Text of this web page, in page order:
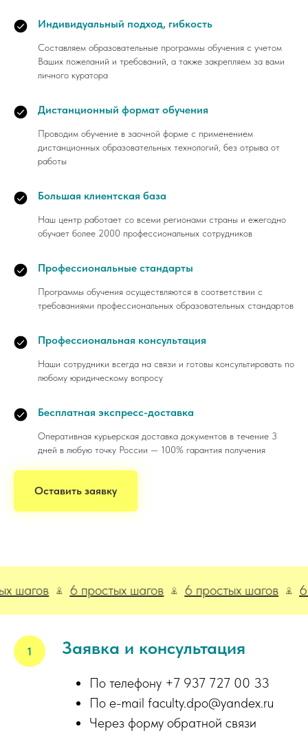
Индивидуальный подход, гибкость
Составляем образовательные программы обучения с учетом
Ваших пожеланий и требований, а также закрепляем за вами
личного куратора
Дистанционный формат обучения
Проводим обучение в заочной форме с применением
дистанционных образовательных технологий, без отрыва от
работы
Большая клиентская база
Наш центр работает со всеми регионами страны и ежегодно
обучает более 2000 профессиональных сотрудников
Профессиональные стандарты
Программы обучения осуществляются в соответствии с
требованиями профессиональных образовательных стандартов
Профессиональная консультация
Наши сотрудники всегда на связи и готовы консультировать по
любому юридическому вопросу
Бесплатная экспресс-доставка
Оперативная курьерская доставка документов в течение 3
дней в любую точку России — 100% гарантия получения
Оставить заявку
6 простых шагов 6 простых шагов 6
Заявка и консультация
По телефону +7 937 727 00 33
По e-mail faculty.dpo@yandex.ru
Через форму обратной связи